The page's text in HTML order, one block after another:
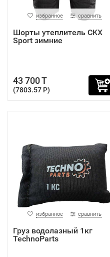
избранное сравнить
Шорты утеплитель CKX
Sport зимние
43 700 T
(7803.57 P)
избранное сравнить
Груз водолазный 1кг
TechnoParts